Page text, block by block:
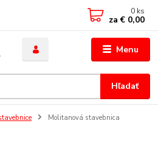
Menu
Hľadať
0 ks
za € 0,00
Molitanová stavebnica